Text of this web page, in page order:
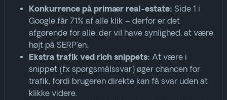
Konkurrence på primær real-estate: Side 1 i
Google får 71% af alle klik – derfor er det
afgørende for alle, der vil have synlighed, at være
højt på SERP’en.
Ekstra trafik ved rich snippets: At være i
snippet (fx spørgsmålssvar) øger chancen for
trafik, fordi brugeren direkte kan få svar uden at
klikke videre.